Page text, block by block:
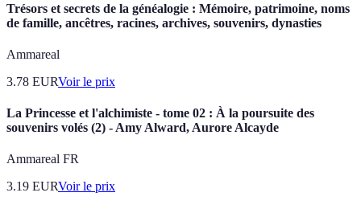
Trésors et secrets de la généalogie : Mémoire, patrimoine, noms
de famille, ancêtres, racines, archives, souvenirs, dynasties
Ammareal
3.78 EURVoir le prix
La Princesse et l'alchimiste - tome 02 : À la poursuite des
souvenirs volés (2) - Amy Alward, Aurore Alcayde
Ammareal FR
3.19 EURVoir le prix